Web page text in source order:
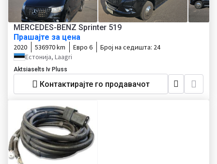
MERCEDES-BENZ Sprinter 519
Прашајте за цена
2020 536970 km Евро 6 Број на седишта: 24
Естонија, Laagri
Aktsiaselts Iv Pluss
Контактирајте го продавачот